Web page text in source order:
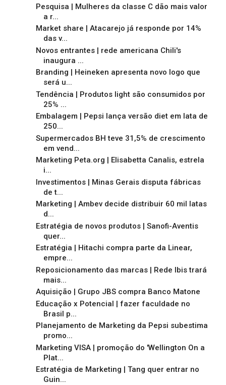
Pesquisa | Mulheres da classe C dão mais valor
a r...
Market share | Atacarejo já responde por 14%
das v...
Novos entrantes | rede americana Chili's
inaugura ...
Branding | Heineken apresenta novo logo que
será u...
Tendência | Produtos light são consumidos por
25% ...
Embalagem | Pepsi lança versão diet em lata de
250...
Supermercados BH teve 31,5% de crescimento
em vend...
Marketing Peta.org | Elisabetta Canalis, estrela
i...
Investimentos | Minas Gerais disputa fábricas
de t...
Marketing | Ambev decide distribuir 60 mil latas
d...
Estratégia de novos produtos | Sanofi-Aventis
quer...
Estratégia | Hitachi compra parte da Linear,
empre...
Reposicionamento das marcas | Rede Ibis trará
mais...
Aquisição | Grupo JBS compra Banco Matone
Educação x Potencial | fazer faculdade no
Brasil p...
Planejamento de Marketing da Pepsi subestima
promo...
Marketing VISA | promoção do 'Wellington On a
Plat...
Estratégia de Marketing | Tang quer entrar no
Guin...